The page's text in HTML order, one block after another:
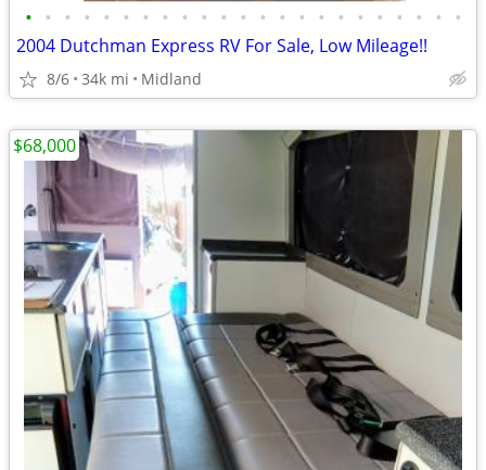
• • • • • • • • • • • • • • • • • • • • • • •
2004 Dutchman Express RV For Sale, Low Mileage!!
8/6 34k mi Midland
$68,000